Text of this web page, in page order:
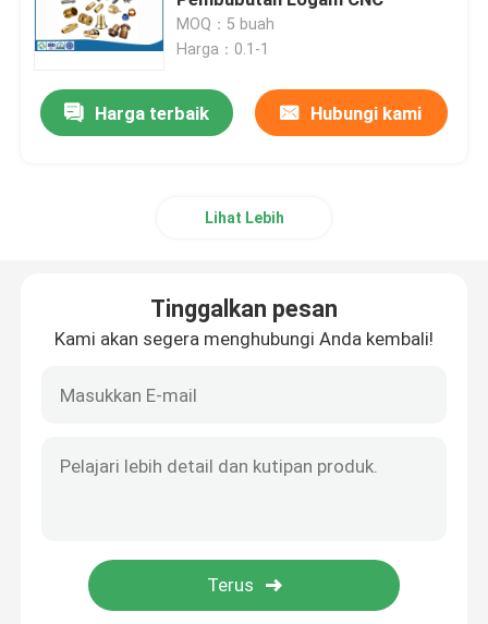
Bagian Pembubutan CNC
Bagian Penggilingan CNC
Cetakan injeksi plastik
Cetakan Die Casting
Suku Cadang Mobil Die Casting
Suku Cadang Perabot Kantor
MOQ：5 buah
Harga：0.1-1
Harga terbaik Hubungi kami
Lihat Lebih
Tinggalkan pesan
Kami akan segera menghubungi Anda kembali!